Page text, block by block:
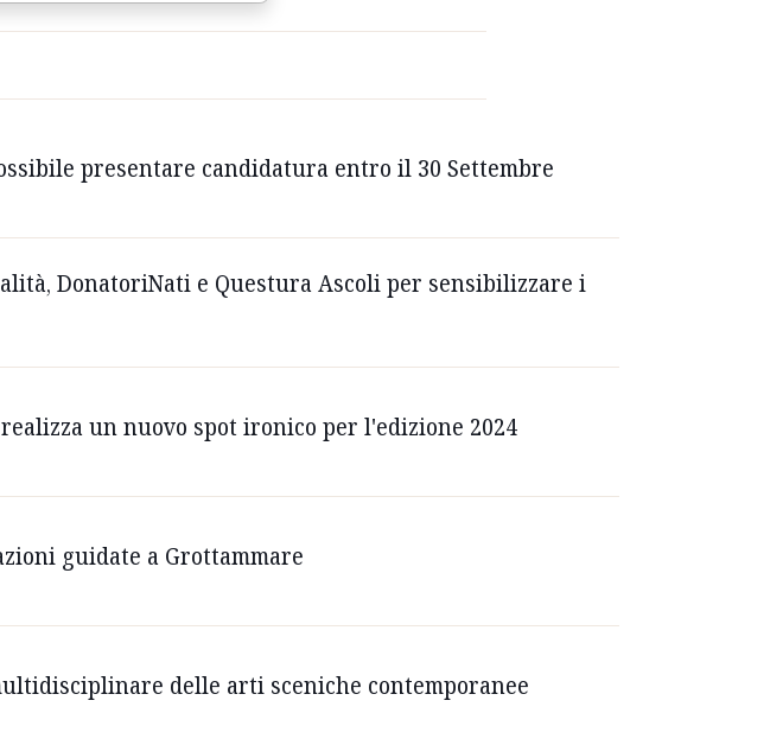
presentare candidatura entro il 30 Settembre
DonatoriNati e Questura Ascoli per sensibilizzare i
un nuovo spot ironico per l'edizione 2024
guidate a Grottammare
delle arti sceniche contemporanee